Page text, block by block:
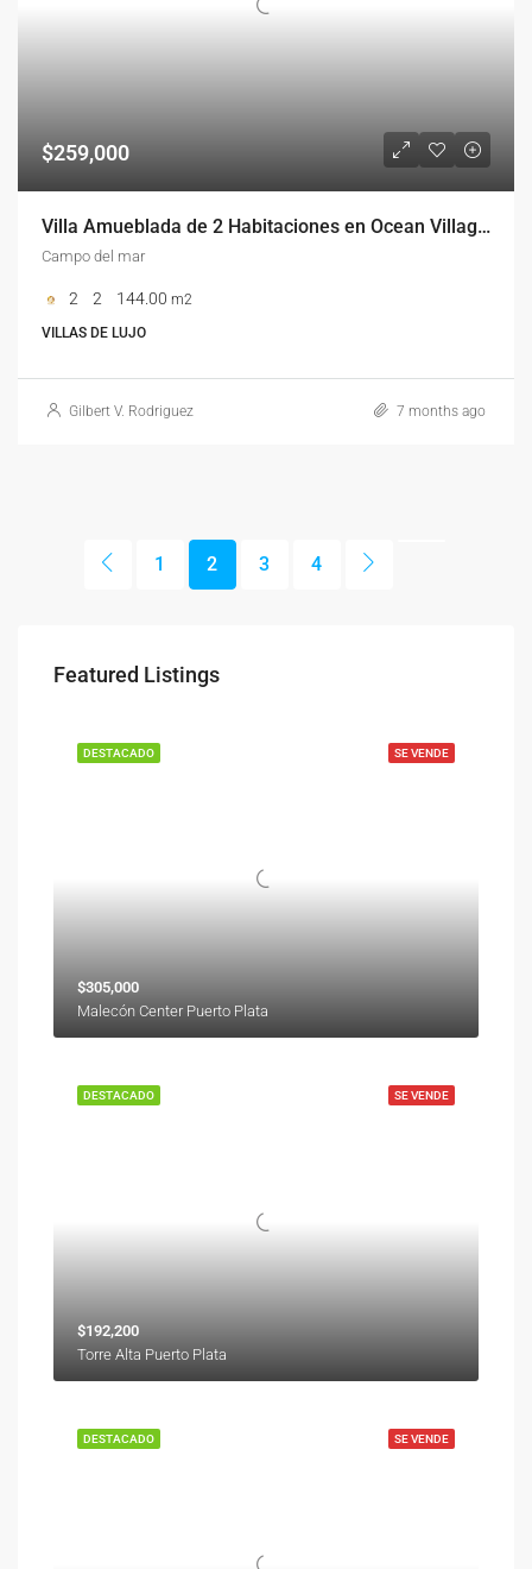
$259,000
Villa Amueblada de 2 Habitaciones en Ocean Village Sosúa – Ideal para Inversión
Campo del mar
2 2 144.00 m2
VILLAS DE LUJO
Gilbert V. Rodriguez 7 months ago
1 2 3 4
Featured Listings
SE VENDE
DESTACADO
$305,000
Malecón Center Puerto Plata
SE VENDE
DESTACADO
$192,200
Torre Alta Puerto Plata
SE VENDE
DESTACADO